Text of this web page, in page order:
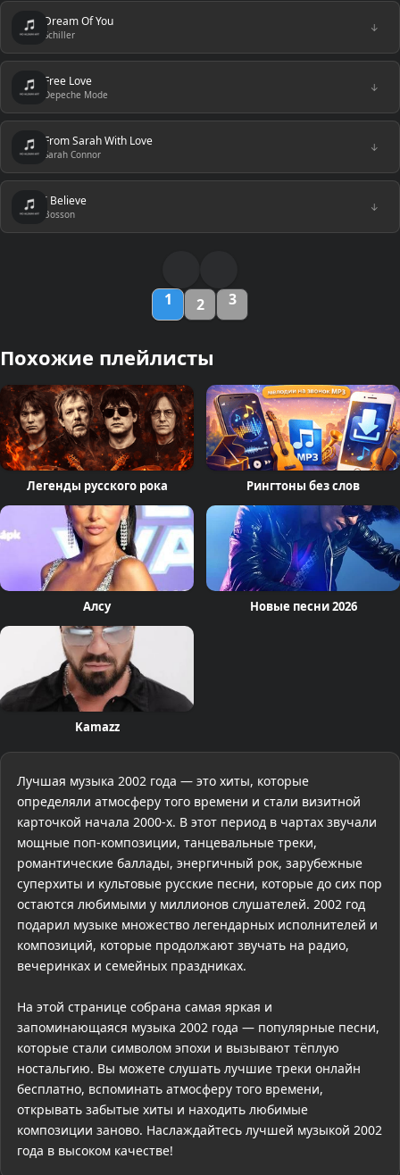
Dream Of You
Schiller
↓
Free Love
Depeche Mode
↓
From Sarah With Love
Sarah Connor
↓
I Believe
Bosson
↓
1 2 3
Похожие плейлисты
Легенды русского рока Рингтоны без слов
Алсу Новые песни 2026
Kamazz
Лучшая музыка 2002 года — это хиты, которые
определяли атмосферу того времени и стали визитной
карточкой начала 2000-х. В этот период в чартах звучали
мощные поп-композиции, танцевальные треки,
романтические баллады, энергичный рок, зарубежные
суперхиты и культовые русские песни, которые до сих пор
остаются любимыми у миллионов слушателей. 2002 год
подарил музыке множество легендарных исполнителей и
композиций, которые продолжают звучать на радио,
вечеринках и семейных праздниках.
На этой странице собрана самая яркая и
запоминающаяся музыка 2002 года — популярные песни,
которые стали символом эпохи и вызывают тёплую
ностальгию. Вы можете слушать лучшие треки онлайн
бесплатно, вспоминать атмосферу того времени,
открывать забытые хиты и находить любимые
композиции заново. Наслаждайтесь лучшей музыкой 2002
года в высоком качестве!